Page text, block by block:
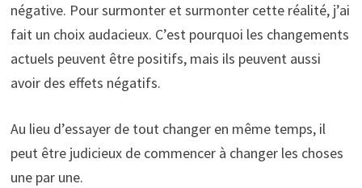
négative. Pour surmonter et surmonter cette réalité, j’ai
fait un choix audacieux. C’est pourquoi les changements
actuels peuvent être positifs, mais ils peuvent aussi
avoir des effets négatifs.
Au lieu d’essayer de tout changer en même temps, il
peut être judicieux de commencer à changer les choses
une par une.